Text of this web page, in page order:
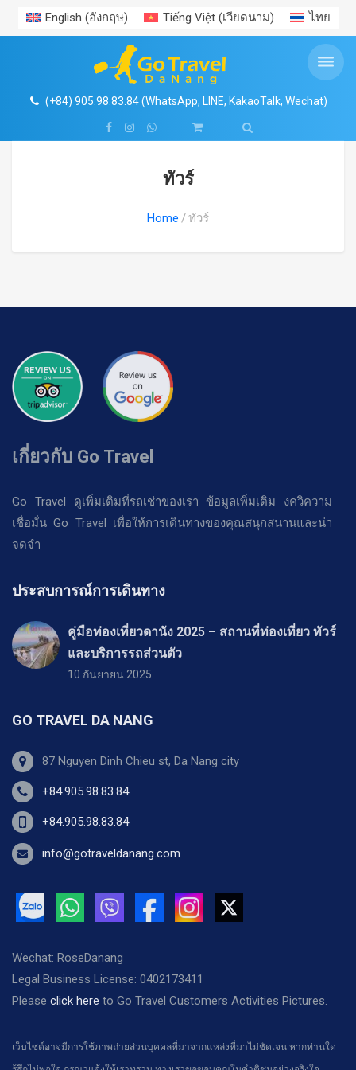
English (อังกฤษ) Tiếng Việt(เวียดนาม) ไทย
(+84) 905.98.83.84 (WhatsApp, LINE, KakaoTalk, Wechat)
ทัวร์
Home ทัวร์
เกี่ยวกับ Go Travel
Go Travel ดูเพิ่มเติมที่รถเช่าของเรา ข้อมูลเพิ่มเติม งควิความ
เชื่อมั่น Go Travel เพื่อให้การเดินทางของคุณสนุกสนานและน่า
จดจำ
ประสบการณ์การเดินทาง
คู่มือท่องเที่ยวดานัง 2025 – สถานที่ท่องเที่ยว ทัวร์
และบริการรถส่วนตัว
10 กันยายน 2025
GO TRAVEL DA NANG
87 Nguyen Dinh Chieu st, Da Nang city
+84.905.98.83.84
+84.905.98.83.84
info@gotraveldanang.com
Wechat: RoseDanang
Legal Business License: 0402173411
Please click here to Go Travel Customers Activities Pictures.
เว็บไซต์อาจมีการใช้ภาพถ่ายส่วนบุคคลที่มาจากแหล่งที่มาไม่ชัดเจน หากท่านใด
o ทัวร์ฮานอย & ฮาลองเบย์ (Hanoi & Ha Long Bay Tours)
o ทัวร์โฮจิมินห์ & แม่น้ำโขง (Ho Chi Minh & Mekong Delta Tours)
o ทัวร์ดานัง & ฮอยอัน (Da Nang & Hoi An Tours)
o ทัวร์เมืองโบราณเว้ (Hue Heritage Tours)
บริการรถรับส่งสนามบิน (Airport Transfers)
รถรับส่งสนามบินฮานอย (Hanoi Airport Transfer)
o รถรับส่งสนามบินฟูก๊วก (Phu Quoc Airport Transfer)
ทัวร์รายวัน Daily tours
MEKONG DELTA
สวนบ่อน้ำพุร้อน Nui Than Tai
สวนสนุก VIN WONDERS ฮอยอาน
ข้อมูลการท่องเที่ยว
ข่าวสาร
ประสบการณ์ท่องเที่ยว
ร้านค้า
ตั๋วเข้าชมสถานที่ 4
ตั๋วเข้าชมสถานที่
ฮานอย และ เขตใกล้เคียง
โฮจิมินห์ และะเขตใกล้เคียง
o เช่ารถที่ฮานอย (Car Rental in Hanoi)
o เช่ารถที่โฮจิมินห์ (Car Rental in Ho Chi Minh)
o เช่ารถที่ดานัง (Car Rental in Da Nang)
o เช่ารถที่เว้ (Car Rental in Hue)
Search